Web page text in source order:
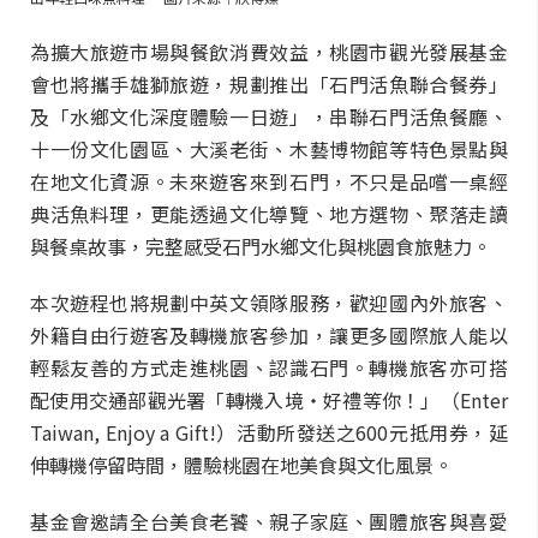
為擴大旅遊市場與餐飲消費效益，桃園市觀光發展基金
會也將攜手雄獅旅遊，規劃推出「石門活魚聯合餐券」
及「水鄉文化深度體驗一日遊」，串聯石門活魚餐廳、
十一份文化園區、大溪老街、木藝博物館等特色景點與
在地文化資源。未來遊客來到石門，不只是品嚐一桌經
典活魚料理，更能透過文化導覽、地方選物、聚落走讀
與餐桌故事，完整感受石門水鄉文化與桃園食旅魅力。
本次遊程也將規劃中英文領隊服務，歡迎國內外旅客、
外籍自由行遊客及轉機旅客參加，讓更多國際旅人能以
輕鬆友善的方式走進桃園、認識石門。轉機旅客亦可搭
配使用交通部觀光署「轉機入境・好禮等你！」（Enter
Taiwan, Enjoy a Gift!）活動所發送之600元抵用券，延
伸轉機停留時間，體驗桃園在地美食與文化風景。
基金會邀請全台美食老饕、親子家庭、團體旅客與喜愛